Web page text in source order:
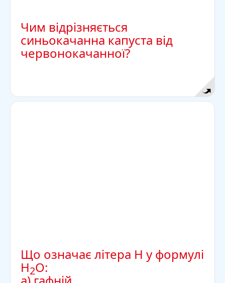
Чим відрізняється
синьокачанна капуста від
червонокачанної?
Що означає літера Н у формулі
Н2О: